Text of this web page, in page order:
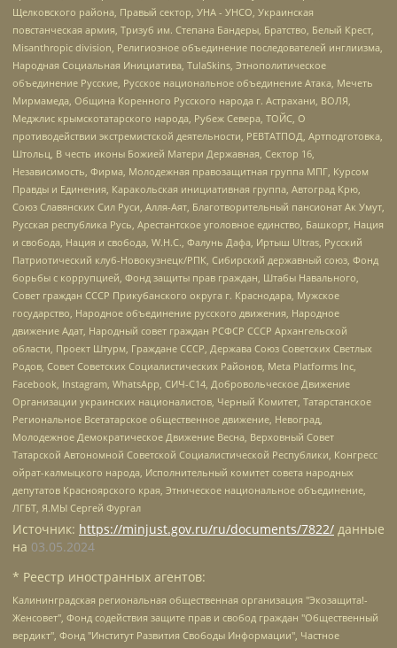
Щелковского района, Правый сектор, УНА - УНСО, Украинская
повстанческая армия, Тризуб им. Степана Бандеры, Братство, Белый Крест,
Misanthropic division, Религиозное объединение последователей инглиизма,
Народная Социальная Инициатива, TulaSkins, Этнополитическое
объединение Русские, Русское национальное объединение Атака, Мечеть
Мирмамеда, Община Коренного Русского народа г. Астрахани, ВОЛЯ,
Меджлис крымскотатарского народа, Рубеж Севера, ТОЙС, О
противодействии экстремистской деятельности, РЕВТАТПОД, Артподготовка,
Штольц, В честь иконы Божией Матери Державная, Сектор 16,
Независимость, Фирма, Молодежная правозащитная группа МПГ, Курсом
Правды и Единения, Каракольская инициативная группа, Автоград Крю,
Союз Славянских Сил Руси, Алля-Аят, Благотворительный пансионат Ак Умут,
Русская республика Русь, Арестантское уголовное единство, Башкорт, Нация
и свобода, Нация и свобода, W.H.С., Фалунь Дафа, Иртыш Ultras, Русский
Патриотический клуб-Новокузнецк/РПК, Сибирский державный союз, Фонд
борьбы с коррупцией, Фонд защиты прав граждан, Штабы Навального,
Совет граждан СССР Прикубанского округа г. Краснодара, Мужское
государство, Народное объединение русского движения, Народное
движение Адат, Народный совет граждан РСФСР СССР Архангельской
области, Проект Штурм, Граждане СССР, Держава Союз Советских Светлых
Родов, Совет Советских Социалистических Районов, Meta Platforms Inc,
Facebook, Instagram, WhatsApp, СИЧ-С14, Добровольческое Движение
Организации украинских националистов, Черный Комитет, Татарстанское
Региональное Всетатарское общественное движение, Невоград,
Молодежное Демократическое Движение Весна, Верховный Совет
Татарской Автономной Советской Социалистической Республики, Конгресс
ойрат-калмыцкого народа, Исполнительный комитет совета народных
депутатов Красноярского края, Этническое национальное объединение,
ЛГБТ, Я.МЫ Сергей Фургал
Источник: https://minjust.gov.ru/ru/documents/7822/ данные
на 03.05.2024
* Реестр иностранных агентов:
Калининградская региональная общественная организация "Экозащита!-Женсовет", Фонд содействия защите прав и свобод граждан "Общественный вердикт", Фонд "Институт Развития Свободы Информации", Частное учреждение "Информационное агентство МЕМО. РУ", Региональная общественная организация "Общественная комиссия по сохранению наследия академика Сахарова", Фонд поддержки свободы прессы, Санкт-Петербургская общественная правозащитная организация "Гражданский контроль", Межрегиональная общественная организация "Информационно-просветительский центр "Мемориал", Региональный Фонд "Центр Защиты Прав Средств Массовой Информации", с 05.12.2023 Фонд "Центр Защиты Прав Средств массовой информации", Региональная общественная благотворительная организация помощи беженцам и мигрантам "Гражданское содействие", Негосударственное образовательное учреждение дополнительного профессионального образования (повышение квалификации) специалистов "АКАДЕМИЯ ПО ПРАВАМ ЧЕЛОВЕКА", Свердловская региональная общественная организация "Сутяжник", Автономная некоммерческая организация "Центр независимых социологических исследований", Союз общественных объединений "Российский исследовательский центр по правам человека", Региональное общественное учреждение научно-информационный центр "МЕМОРИАЛ", Некоммерческая организация "Фонд защиты гласности", Автономная некоммерческая организация "Институт прав человека", Городская общественная организация "Екатеринбургское общество "МЕМОРИАЛ", Городская общественная организация "Рязанское историко-просветительское и правозащитное общество "Мемориал" (Рязанский Мемориал), Челябинский региональный орган общественной самодеятельности – женское общественное объединение "Женщины Евразии", Челябинский региональный орган общественной самодеятельности "Уральская правозащитная группа", Фонд содействия защите здоровья и социальной справедливости имени Андрея Рылькова, Автономная Некоммерческая Организация "Аналитический Центр Юрия Левады", Автономная некоммерческая организация социальной поддержки населения "Проект Апрель", Региональная общественная организация помощи женщинам и детям, находящимся в кризисной ситуации "Информационно-методический центр "Анна", Фонд содействия развитию массовых коммуникаций и правовому просвещению "Так-так-Так", Фонд содействия устойчивому развитию "Серебряная тайга", Свердловский региональный общественный фонд социальных проектов "Новое время", "Idel.Реалии", Кавказ.Реалии, Крым.Реалии, Телеканал Настоящее Время, Татаро-башкирская служба Радио Свобода (Azatliq Radiosi), Радио Свободная Европа/Радио Свобода (PCE/PC), "Сибирь.Реалии", "Фактограф", Благотворительный фонд помощи осужденным и их семьям, Автономная некоммерческая организация "Институт глобализации и социальных движений", Фонд "В защиту прав заключенных", Частное учреждение "Центр поддержки и содействия развитию средств массовой информации", Пензенский региональный общественный благотворительный фонд "Гражданский союз", "Север.Реалии", Некоммерческая организация Фонд "Правовая инициатива", Общество с ограниченной ответственностью "Радио Свободная Европа/Радио Свобода", Чешское информационное агентство "MEDIUM-ORIENT", Красноярская региональная общественная организация "Мы против СПИДа", Камалягин Денис Николаевич, Маркелов Сергей Евгеньевич, Пономарев Лев Александрович, Савицкая Людмила Алексеевна, Автономная некоммерческая организация "Центр по работе с проблемой насилия "НАСИЛИЮ.НЕТ", Межрегиональный профессиональный союз работников здравоохранения "Альянс врачей", Юридическое лицо, зарегистрированное в Латвийской Республике, SIA "Medusa Project" (регистрационный номер 40103797863, дата регистрации 10.06.2014), Некоммерческая организация "Фонд по борьбе с коррупцией", Автономная некоммерческая организация "Институт права и публичной политики", Баданин Роман Сергеевич, Гликин Максим Александрович, Железнова Мария Михайловна, Лукьянова Юлия Сергеевна, Маетная Елизавета Витальевна, Маняхин Петр Борисович, Чуракова Ольга Владимировна, Ярош Юлия Петровна, Юридическое лицо "The Insider SIA", зарегистрированное в Риге, Латвийская Республика (дата регистрации 26.06.2015), являющееся администратором доменного имени интернет-издания "The Insider SIA", https://theins.ru, Постернак Алексей Евгеньевич, Рубин Михаил Аркадьевич, Анин Роман Александрович, Юридическое лицо Istories fonds, зарегистрированное в Латвийской Республике (регистрационный номер 50008295751, дата регистрации 24.02.2020), Великовский Дмитрий Александрович, Долинина Ирина Николаевна, Мароховская Алеся Алексеевна, Шлейнов Роман Юрьевич, Шмагун Олеся Валентиновна, Общество с ограниченной ответственностью "Альтаир 2021", Общество с ограниченной ответственностью "Вега 2021", Общество с ограниченной ответственностью "Главный редактор 2021", Общество с ограниченной ответственностью "Ромашки монолит", Важенков Артем Валерьевич, Ивановская областная общественная организация "Центр гендерных исследований", Гурман Юрий Альбертович, Медиапроект "ОВД-Инфо", Егоров Владимир Владимирович, Жилинский Владимир Александрович, Общество с ограниченной ответственностью "ЗП", Иванова София Юрьевна, Карезина Инна Павловна, Кильтау Екатерина Викторовна, Петров Алексей Викторович, Пискунов Сергей Евгеньевич, Смирнов Сергей Сергеевич, Тихонов Михаил Сергеевич, Общество с ограниченной ответственностью "ЖУРНАЛИСТ-ИНОСТРАННЫЙ АГЕНТ", Арапова Галина Юрьевна, Вольтская Татьяна Анатольевна, Американская компания "Mason G.E.S. Anonymous Foundation" (США), являющаяся владельцем интернет-издания https://mnews.world/, Компания "Stichting Bellingcat", зарегистрированная в Нидерландах (дата регистрации 11.07.2018), Захаров Андрей Вячеславович, Клепиковская Екатерина Дмитриевна, Общество с ограниченной ответственностью "МЕМО", Перл Роман Александрович, Симонов Евгений Алексеевич, Соловьева Елена Анатольевна, Сотников Даниил Владимирович, Сурначева Елизавета Дмитриевна, Автономная некоммерческая организация по защите прав человека и информированию населения "Якутия – Наше Мнение", Общество с ограниченной ответственностью "Москоу диджитал медиа", с 26.01.2023 Общество с ограниченной ответственностью "Чайка Белые сады", Ветошкина Валерия Валерьевна, Заговора Максим Александрович, Межрегиональное общественное движение "Российская ЛГБТ - сеть", Оленичев Максим Владимирович, Павлов Иван Юрьевич, Скворцова Елена Сергеевна, Общество с ограниченной ответственностью "Как бы инагент", Кочетков Игорь Викторович, Общество с ограниченной ответственностью "Честные выборы", Еланчик Олег Александрович, Общество с ограниченной ответственностью "Нобелевский призыв", Гималова Регина Эмилевна, Григорьев Андрей Валерьевич, Григорьева Алина Александровна, Ассоциация по содействию защите прав призывников, альтернативнослужащих и военнослужащих "Правозащитная группа "Гражданин.Армия.Право", Хисамова Регина Фаритовна, Автономная некоммерческая организация по реализации социально-правовых программ "Лилит", Дальневосточное общественное движение "Маяк", Санкт-Петербургская ЛГБТ-инициативная группа "Выход", Инициативная группа ЛГБТ+ "Реверс", Алексеев Андрей Викторович, Бекбулатова Таисия Львовна, Беляев Иван Михайлович, Владыкина Елена Сергеевна, Гельман Марат Александрович, Никульшина Вероника Юрьевна, Толоконникова Надежда Андреевна, Шендерович Виктор Анатольевич, Общество с ограниченной ответственностью "Данное сообщение", Общество с ограниченной ответственностью Издательский дом "Новая глава", Айнбиндер Александра Александровна, Московский комьюнити-центр для ЛГБТ+инициатив, Благотворительный фонд развития филантропии, Deutsche Welle (Германия, Kurt-Schumacher-Strasse 3, 53113 Bonn), Борзунова Мария Михайловна, Воробьев Виктор Викторович, Голубева Анна Львовна, Константинова Алла Михайловна, Малкова Ирина Владимировна, Мурадов Мурад Абдулгалимович, Осетинская Елизавета Николаевна, Понасенков Евгений Николаевич, Ганапольский Матвей Юрьевич, Киселев Евгений Алексеевич, Борухович Ирина Григорьевна, Дремин Иван Тимофеевич, Дубровский Дмитрий Викторович, Красноярская региональная общественная организация поддержки и развития альтернативных образовательных технологий и межкультурных коммуникаций "ИНТЕРРА", Маяковская Екатерина Алексеевна, Фейгин Марк Захарович, Филимонов Андрей Викторович, Дзугкоева Регина Николаевна, Доброхотов Роман Александрович, Дудь Юрий Александрович, Елкин Сергей Владимирович, Кругликов Кирилл Игоревич, Сабунаева Мария Леонидовна, Семенов Алексей Владимирович, Шаинян Карен Багратович, Шульман Екатерина Михайловна, Асафьев Артур Валерьевич, Вахштайн Виктор Семенович, Венедиктов Алексей Алексеевич, Лушникова Екатерина Евгеньевна, Волков Леонид Михайлович, Невзоров Александр Глебович, Пархоменко Сергей Борисович, Сироткин Ярослав Николаевич, Кара-Мурза Владимир Владимирович, Баранова Наталья Владимировна, Гозман Леонид Яковлевич, Кагарлицкий Борис Юльевич, Климарев Михаил Валерьевич, Милов Владимир Станиславович, Автономная некоммерческая организация Краснодарский центр современного искусства "Типография", Моргенштерн Алишер Тагирович, Соболь Любовь Эдуардовна, Общество с ограниченной ответственностью "ЛИЗА НОРМ", Каспаров Гарри Кимович, Ходорковский Михаил Борисович, Общество с ограниченной ответственностью "Апрельские тезисы", Данилович Ирина Брониславовна, Кашин Олег Владимирович, Петров Николай Владимирович, Пивоваров Алексей Владимирович, Соколов Михаил Владимирович, Цветкова Юлия Владимировна, Чичваркин Евгений Александрович, Комитет против пыток/Команда против пыток, Общество с ограниченной ответственностью "Первый научный", Общество с ограниченной ответственностью "Вертолет и ко", Белоцерковская Вероника Борисовна, Кац Максим Евгеньевич, Лазарева Татьяна Юрьевна, Шаведдинов Руслан Табризович, Яшин Илья Валерьевич, Общество с ограниченной ответственностью "Иноагент ААВ", Алешковский Дмитрий Петрович, Альбац Евгения Марковна, Быков Дмитрий Львович, Галямина Юлия Евгеньевна, Лойко Сергей Леонидович, Мартынов Кирилл Константинович, Медведев Сергей Александрович, Крашенинников Федор Геннадиевич, Гордеева Катерина Вл